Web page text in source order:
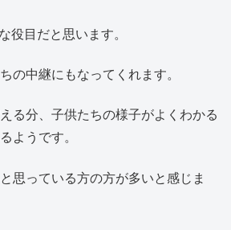
役目だと思います。
の中継にもなってくれます。
る分、子供たちの様子がよくわかる
ようです。
思っている方の方が多いと感じま